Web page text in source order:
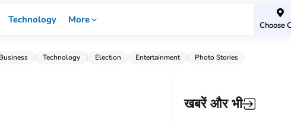
Technology More
Choose
Business Technology Election Entertainment Photo Stories
खबरें और भी